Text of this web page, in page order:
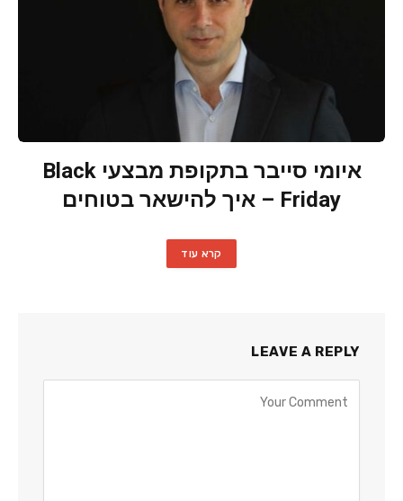
איומי סייבר בתקופת מבצעי Black
Friday – איך להישאר בטוחים
קרא עוד
LEAVE A REPLY